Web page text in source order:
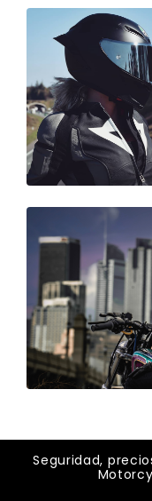
Seguridad,